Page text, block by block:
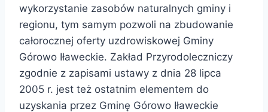
wykorzystanie zasobów naturalnych gminy i
regionu, tym samym pozwoli na zbudowanie
całorocznej oferty uzdrowiskowej Gminy
Górowo Iławeckie. Zakład Przyrodoleczniczy
zgodnie z zapisami ustawy z dnia 28 lipca
2005 r. jest też ostatnim elementem do
uzyskania przez Gminę Górowo Iławeckie